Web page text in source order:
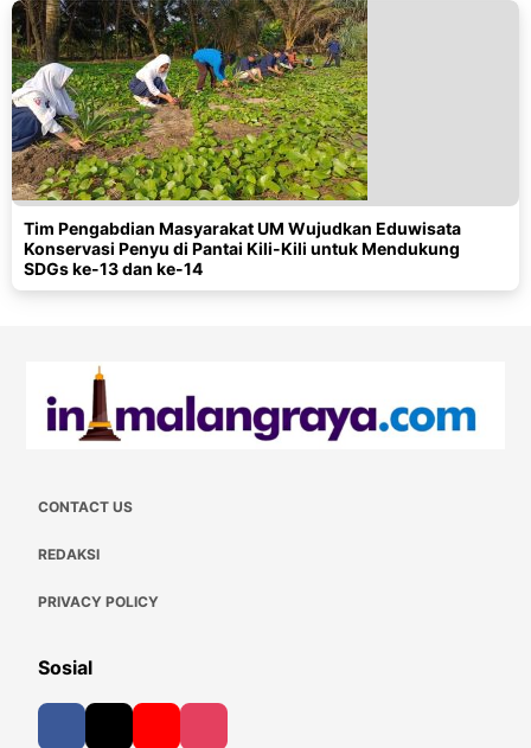
Tim Pengabdian Masyarakat UM Wujudkan Eduwisata
Konservasi Penyu di Pantai Kili-Kili untuk Mendukung
SDGs ke-13 dan ke-14
CONTACT US
REDAKSI
PRIVACY POLICY
Sosial